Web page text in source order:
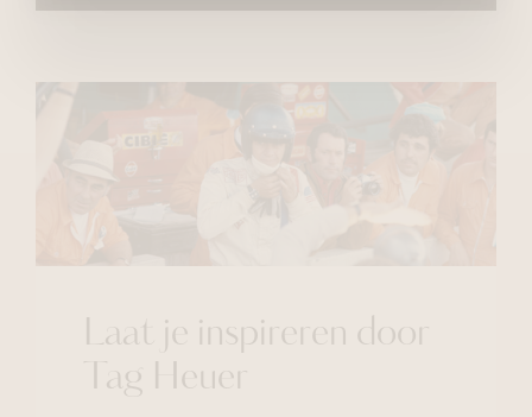
Laat je inspireren door
Tag Heuer